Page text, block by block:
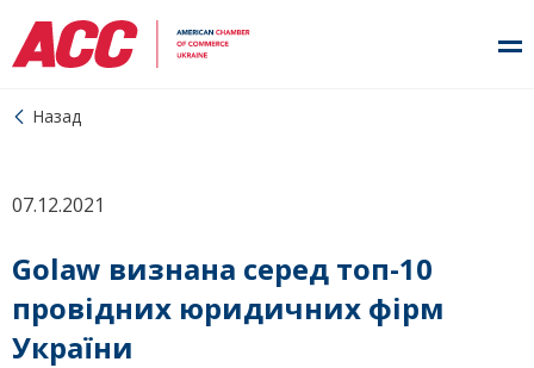
Назад
07.12.2021
Golaw визнана серед топ-10
провідних юридичних фірм
України